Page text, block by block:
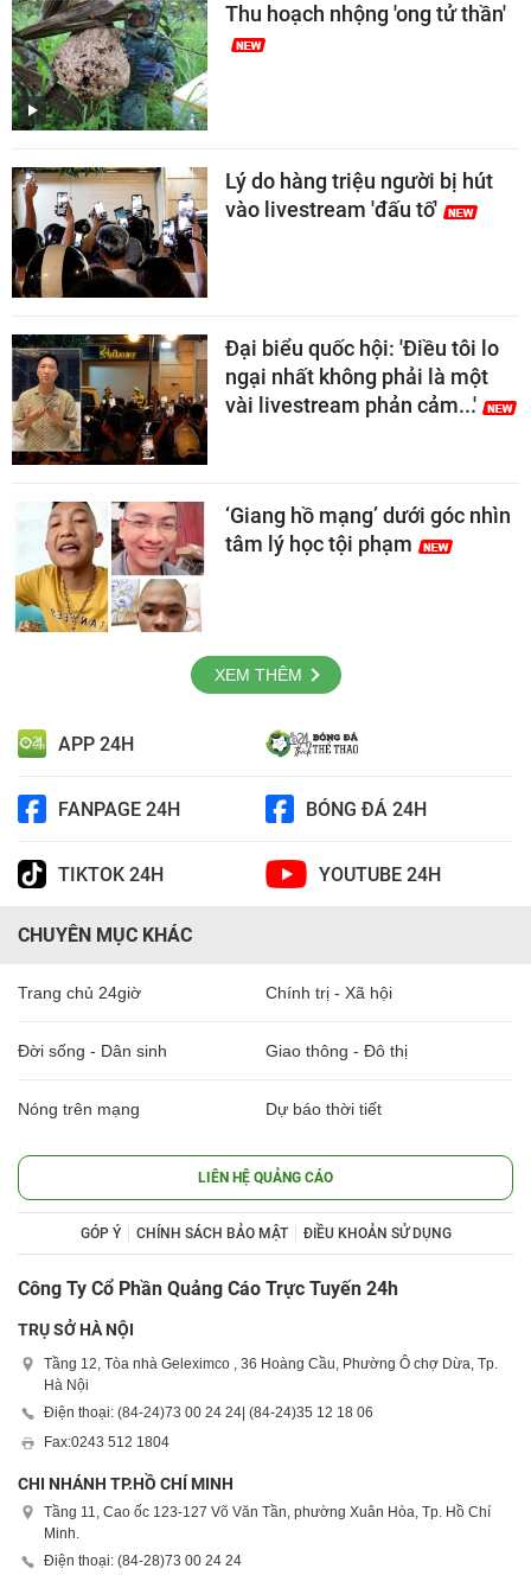
Thu hoạch nhộng 'ong tử thần'
Lý do hàng triệu người bị hút
vào livestream 'đấu tố'
Đại biểu quốc hội: 'Điều tôi lo
ngại nhất không phải là một
vài livestream phản cảm...'
‘Giang hồ mạng’ dưới góc nhìn
tâm lý học tội phạm
XEM THÊM
APP 24H
FANPAGE 24H BÓNG ĐÁ 24H
TIKTOK 24H YOUTUBE 24H
CHUYÊN MỤC KHÁC
Trang chủ 24giờ Chính trị - Xã hội
Đời sống - Dân sinh Giao thông - Đô thị
Nóng trên mạng Dự báo thời tiết
LIÊN HỆ QUẢNG CÁO
GÓP Ý CHÍNH SÁCH BẢO MẬT ĐIỀU KHOẢN SỬ DỤNG
Công Ty Cổ Phần Quảng Cáo Trực Tuyến 24h
TRỤ SỞ HÀ NỘI
Tầng 12, Tòa nhà Geleximco , 36 Hoàng Cầu, Phường Ô chợ Dừa, Tp.
Hà Nội
Điện thoại: (84-24)73 00 24 24 | (84-24)35 12 18 06
Fax:0243 512 1804
CHI NHÁNH TP.HỒ CHÍ MINH
Tầng 11, Cao ốc 123-127 Võ Văn Tần, phường Xuân Hòa, Tp. Hồ Chí
Minh.
Điện thoại: (84-28)73 00 24 24